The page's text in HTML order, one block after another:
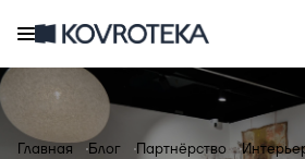
Главная Блог Партнёрство